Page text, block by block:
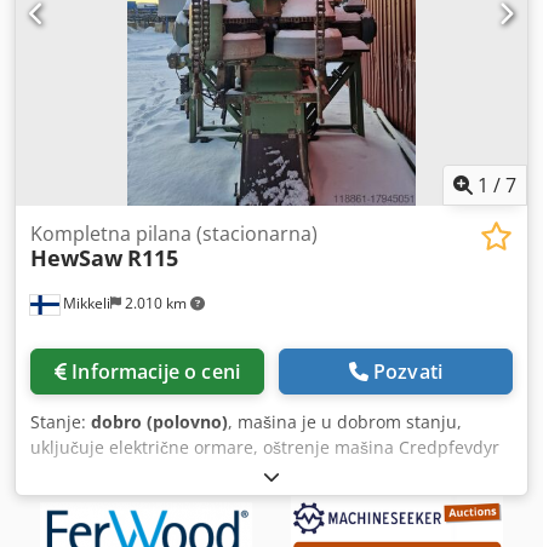
1 /7
Mikkeli 2.010 km
Kompletna pilana (stacionarna)
HewSaw R115
Informacije o ceni Pozvati
Stanje: dobro (polovno), mašina je u dobrom stanju,
uključuje električne ormare, oštrenje mašina Credpfevdyr